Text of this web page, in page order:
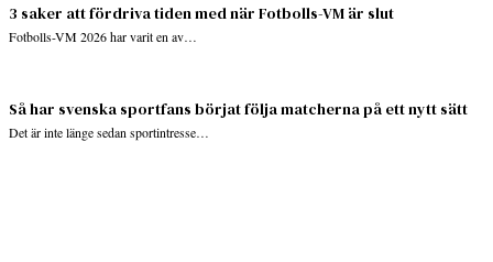
3 saker att fördriva tiden med när Fotbolls-VM är slut
Fotbolls-VM 2026 har varit en av…
Så har svenska sportfans börjat följa matcherna på ett nytt sätt
Det är inte länge sedan sportintresse…